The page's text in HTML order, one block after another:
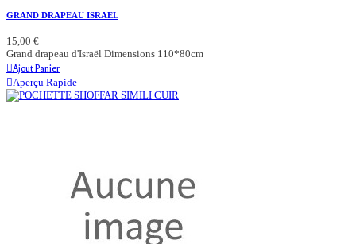
GRAND DRAPEAU ISRAEL
15,00 €
Grand drapeau d'Israël Dimensions 110*80cm
Ajout Panier
Aperçu Rapide